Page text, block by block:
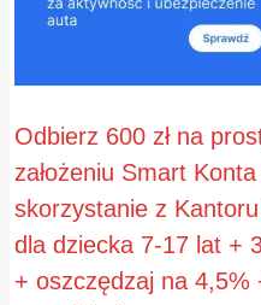
Odbierz 600 zł na
założeniu Smart
skorzystanie z
dla dziecka 7-17 lat +
+ oszczędzaj na 4,5%